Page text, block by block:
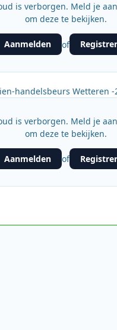
is verborgen. Meld je
om deze te bekijken.
Aanmelden of
handelsbeurs Wetteren -
is verborgen. Meld je
om deze te bekijken.
Aanmelden of